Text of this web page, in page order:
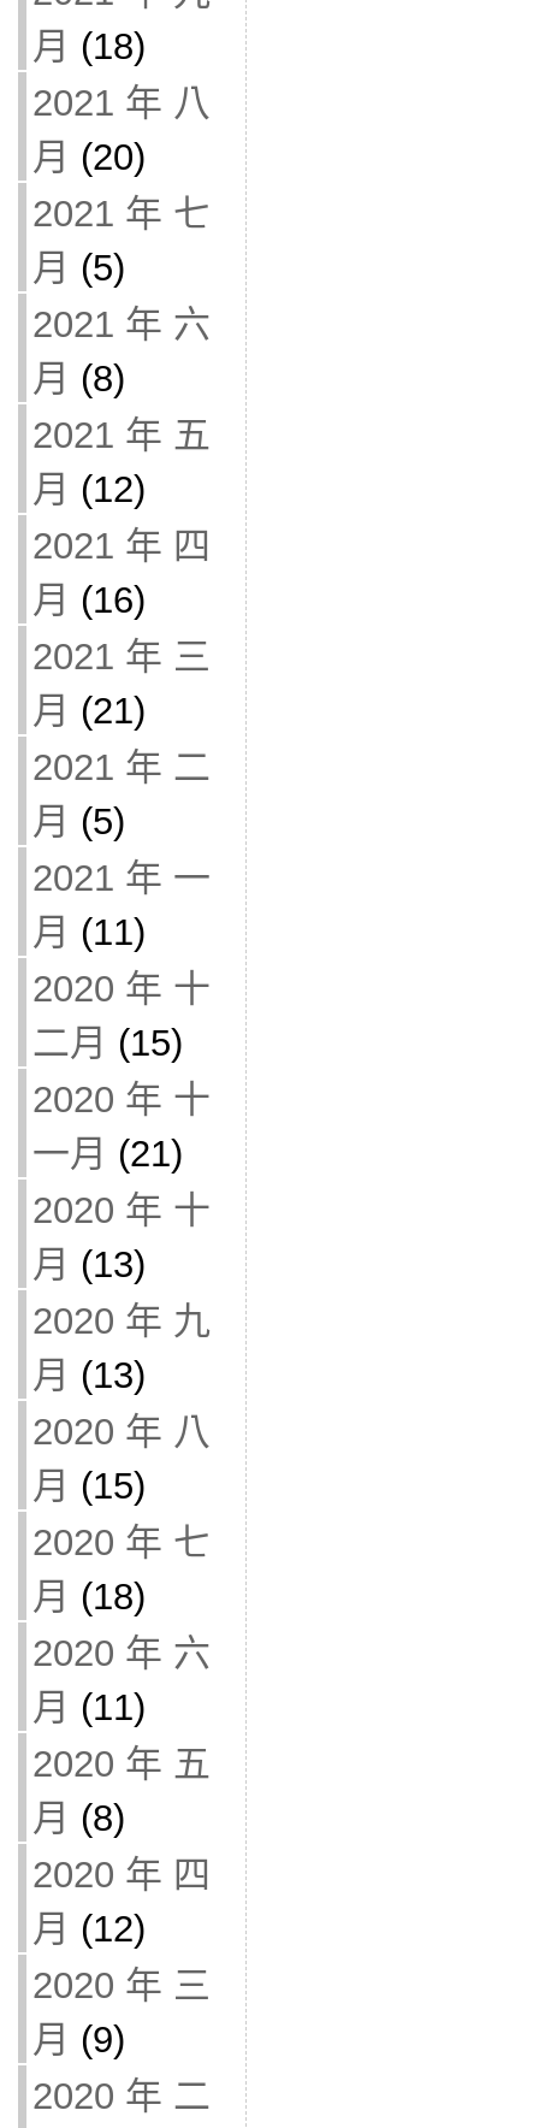
月 (18)
2021 年 八
月 (20)
2021 年 七
月 (5)
2021 年 六
月 (8)
2021 年 五
月 (12)
2021 年 四
月 (16)
2021 年 三
月 (21)
2021 年 二
月 (5)
2021 年 一
月 (11)
2020 年 十
二月 (15)
2020 年 十
一月 (21)
2020 年 十
月 (13)
2020 年 九
月 (13)
2020 年 八
月 (15)
2020 年 七
月 (18)
2020 年 六
月 (11)
2020 年 五
月 (8)
2020 年 四
月 (12)
2020 年 三
月 (9)
2020 年 二